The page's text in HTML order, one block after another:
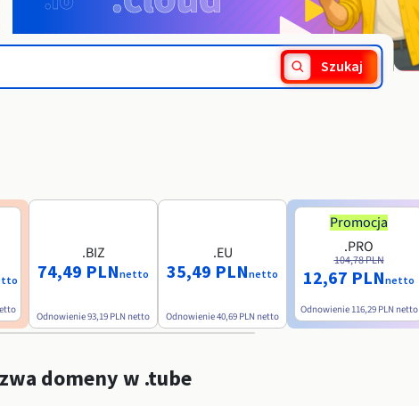
Szukaj
.BIZ
74,49 PLNnetto
Odnowienie93,19 PLN netto
.EU
35,49 PLNnetto
Odnowienie40,69 PLN netto
Promocja
.PRO
104,78 PLN
12,67 PLNnetto
Odnowienie 116,29 PLN netto
domeny w .tube